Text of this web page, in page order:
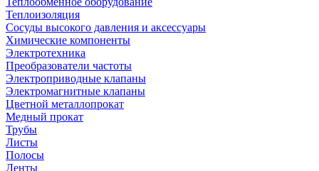
Теплоизоляция
Сосуды высокого давления и аксессуары
Химические компоненты
Электротехника
Преобразователи частоты
Электроприводные клапаны
Электромагнитные клапаны
Цветной металлопрокат
Медный прокат
Трубы
Листы
Полосы
Ленты